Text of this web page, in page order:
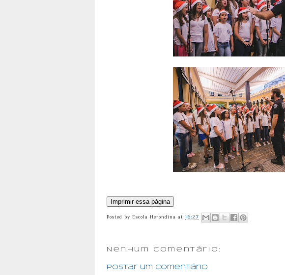
Posted byEscola Herondina at16:27
Nenhum comentário:
Postar um comentário